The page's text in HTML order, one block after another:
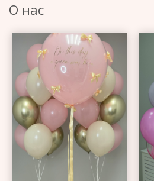
О нас